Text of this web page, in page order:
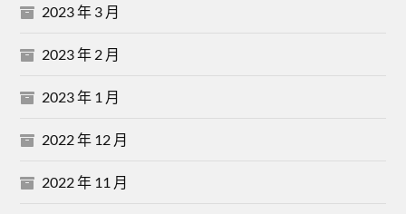
2023 年 3 月
2023 年 2 月
2023 年 1 月
2022 年 12 月
2022 年 11 月